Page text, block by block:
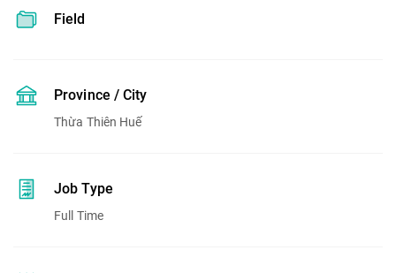
Field
Province / City
Thừa Thiên Huế
Job Type
Full Time